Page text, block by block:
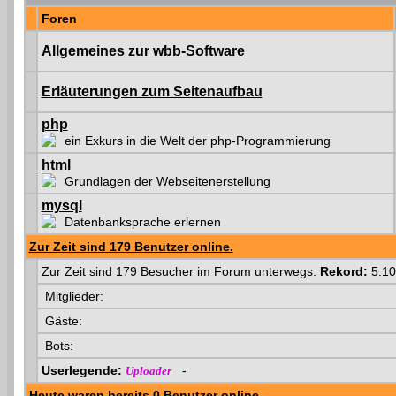
Foren
Allgemeines zur wbb-Software
Erläuterungen zum Seitenaufbau
php
ein Exkurs in die Welt der php-Programmierung
html
Grundlagen der Webseitenerstellung
mysql
Datenbanksprache erlernen
Zur Zeit sind 179 Benutzer online.
Zur Zeit sind 179 Besucher im Forum unterwegs. Rekord:
Mitglieder:
Gäste:
Bots:
Userlegende: Uploader-